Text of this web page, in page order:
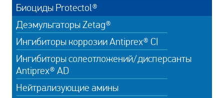
Биоциды Protectol®
Деэмульгаторы Zetag®
Ингибиторы коррозии Antiprex® CI
Ингибиторы солеотложений/дисперсанты
Antiprex® AD
Нейтрализующие амины